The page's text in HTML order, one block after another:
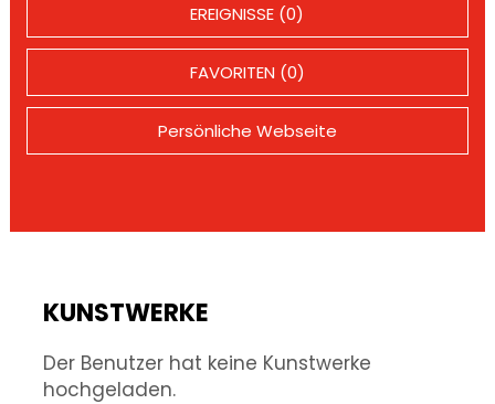
EREIGNISSE (0)
FAVORITEN (0)
Persönliche Webseite
KUNSTWERKE
Der Benutzer hat keine Kunstwerke
hochgeladen.